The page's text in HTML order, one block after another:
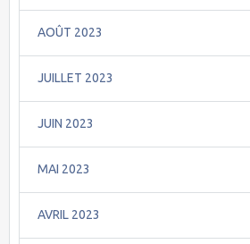
AOÛT 2023
JUILLET 2023
JUIN 2023
MAI 2023
AVRIL 2023